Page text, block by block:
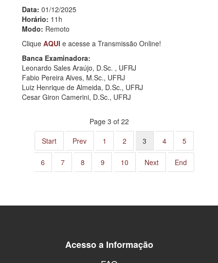
Data: 01/12/2025
Horário: 11h
Modo: Remoto
Clique AQUI e acesse a Transmissão Online!
Banca Examinadora:
Leonardo Sales Araújo, D.Sc. , UFRJ
Fabio Pereira Alves, M.Sc., UFRJ
Luiz Henrique de Almeida, D.Sc., UFRJ
Cesar Giron Camerini, D.Sc., UFRJ
Page 3 of 22
Start
Prev 1 2 3 4 5
6 7 8 9 10 Next End
Acesso a Informação